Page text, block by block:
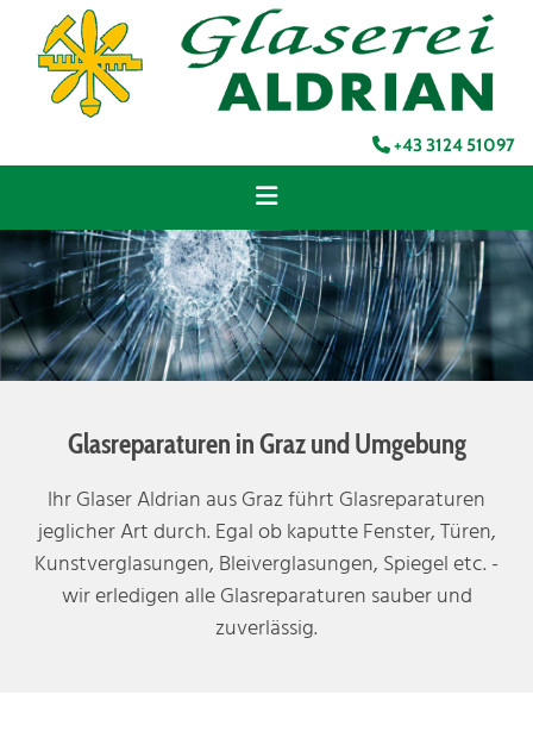
 +43 3124 51097
Glasreparaturen in Graz und Umgebung
Ihr Glaser Aldrian aus Graz führt Glasreparaturen
jeglicher Art durch. Egal ob kaputte Fenster, Türen,
Kunstverglasungen, Bleiverglasungen, Spiegel etc. -
wir erledigen alle Glasreparaturen sauber und
zuverlässig.